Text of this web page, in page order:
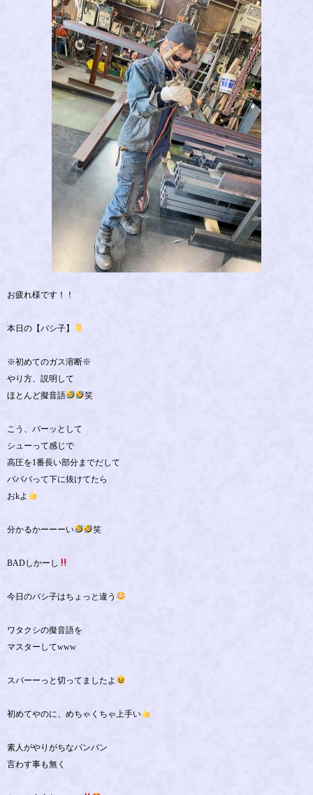
お疲れ様です！！
本日の【バシ子】
※初めてのガス溶断※
やり方、説明して
ほとんど擬音語
笑
こう、バーッとして
シューって感じで
高圧を1番長い部分までだして
バババって下に抜けてたら
おkよ
分かるかーーーい 笑
BADしかーし
今日のバシ子はちょっと違う
ワタクシの擬音語を
マスターしてwww
スパーーっと切ってましたよ
初めてやのに、めちゃくちゃ上手い
素人がやりがちなパンパン
言わす事も無く